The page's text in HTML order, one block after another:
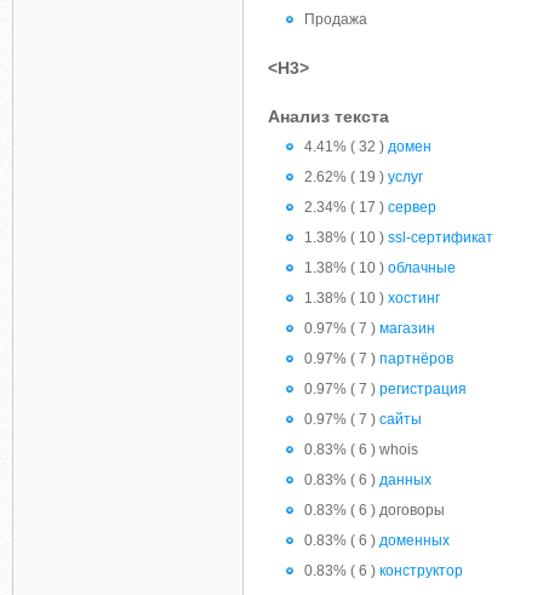
Продажа
<H3>
Анализ текста
4.41% ( 32 ) домен
2.62% ( 19 ) услуг
2.34% ( 17 ) сервер
1.38% ( 10 ) ssl-сертификат
1.38% ( 10 ) облачные
1.38% ( 10 ) хостинг
0.97% ( 7 ) магазин
0.97% ( 7 ) партнёров
0.97% ( 7 ) регистрация
0.97% ( 7 ) сайты
0.83% ( 6 ) whois
0.83% ( 6 ) данных
0.83% ( 6 ) договоры
0.83% ( 6 ) доменных
0.83% ( 6 ) конструктор